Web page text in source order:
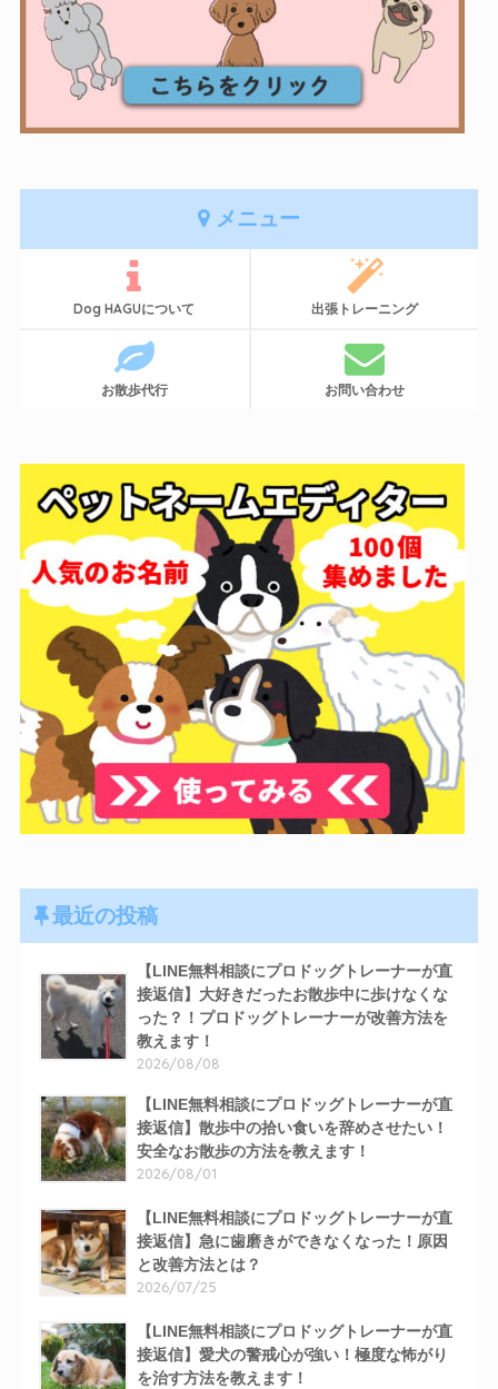
メニュー
Dog HAGUについて 出張トレーニング
お散歩代行 お問い合わせ
最近の投稿
【LINE無料相談にプロドッグトレーナーが直
接返信】大好きだったお散歩中に歩けなくな
った？！プロドッグトレーナーが改善方法を
教えます！
2026/08/08
【LINE無料相談にプロドッグトレーナーが直
接返信】散歩中の拾い食いを辞めさせたい！
安全なお散歩の方法を教えます！
2026/08/01
【LINE無料相談にプロドッグトレーナーが直
接返信】急に歯磨きができなくなった！原因
と改善方法とは？
2026/07/25
【LINE無料相談にプロドッグトレーナーが直
接返信】愛犬の警戒心が強い！極度な怖がり
を治す方法を教えます！